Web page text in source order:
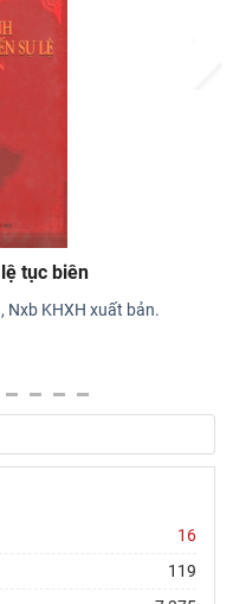
học quốc gia "Danh
tục biên
Nxb KHXH xuất bản.
16
119